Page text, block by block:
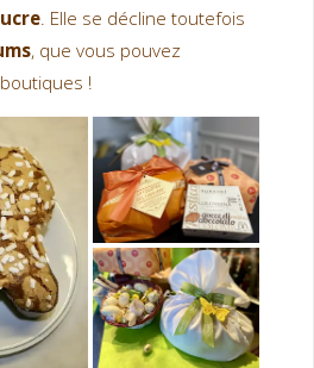
. Elle se décline toutefois
, que vous pouvez
!